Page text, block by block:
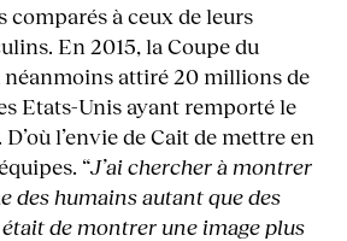
comparés à ceux de leurs
En 2015, la Coupe du
attiré 20 millions de
Etats-Unis ayant remporté le
l’envie de Cait de mettre en
“J’ai chercher à montrer
des humains autant que des
de montrer une image plus